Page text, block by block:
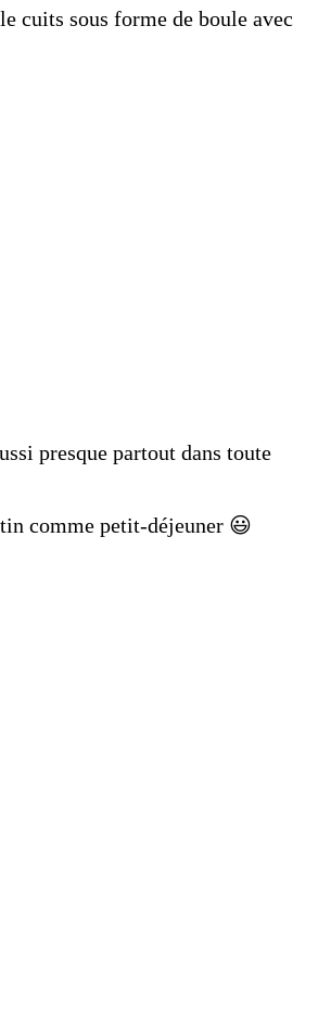
cuits sous forme de boule avec
presque partout dans toute
comme petit-déjeuner 😃